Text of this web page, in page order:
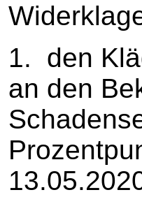
1. den
an den